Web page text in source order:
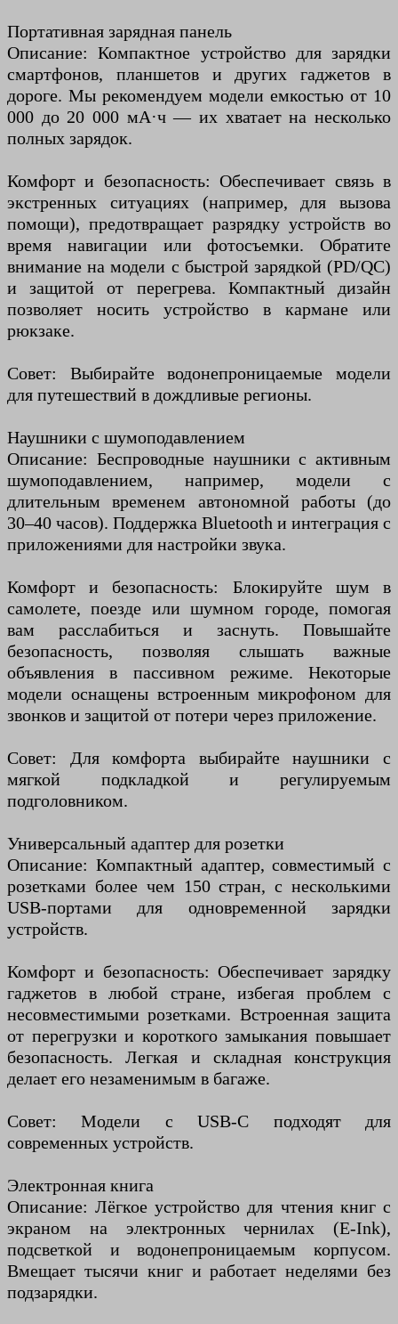
Портативная зарядная панель
Описание: Компактное устройство для зарядки
смартфонов, планшетов и других гаджетов в
дороге. Мы рекомендуем модели емкостью от 10
000 до 20 000 мА·ч — их хватает на несколько
полных зарядок.
Комфорт и безопасность: Обеспечивает связь в
экстренных ситуациях (например, для вызова
помощи), предотвращает разрядку устройств во
время навигации или фотосъемки. Обратите
внимание на модели с быстрой зарядкой (PD/QC)
и защитой от перегрева. Компактный дизайн
позволяет носить устройство в кармане или
рюкзаке.
Совет: Выбирайте водонепроницаемые модели
для путешествий в дождливые регионы.
Наушники с шумоподавлением
Описание: Беспроводные наушники с активным
шумоподавлением, например, модели с
длительным временем автономной работы (до
30–40 часов). Поддержка Bluetooth и интеграция с
приложениями для настройки звука.
Комфорт и безопасность: Блокируйте шум в
самолете, поезде или шумном городе, помогая
вам расслабиться и заснуть. Повышайте
безопасность, позволяя слышать важные
объявления в пассивном режиме. Некоторые
модели оснащены встроенным микрофоном для
звонков и защитой от потери через приложение.
Совет: Для комфорта выбирайте наушники с
мягкой подкладкой и регулируемым
подголовником.
Универсальный адаптер для розетки
Описание: Компактный адаптер, совместимый с
розетками более чем 150 стран, с несколькими
USB-портами для одновременной зарядки
устройств.
Комфорт и безопасность: Обеспечивает зарядку
гаджетов в любой стране, избегая проблем с
несовместимыми розетками. Встроенная защита
от перегрузки и короткого замыкания повышает
безопасность. Легкая и складная конструкция
делает его незаменимым в багаже.
Совет: Модели с USB-C подходят для
современных устройств.
Электронная книга
Описание: Лёгкое устройство для чтения книг с
экраном на электронных чернилах (E-Ink),
подсветкой и водонепроницаемым корпусом.
Вмещает тысячи книг и работает неделями без
подзарядки.